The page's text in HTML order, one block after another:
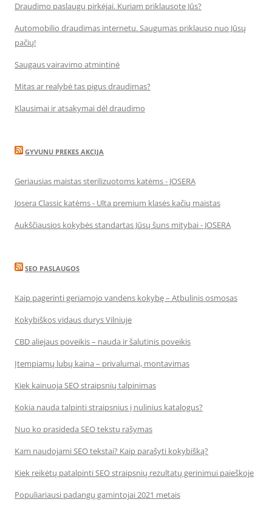
Draudimo paslaugų pirkėjai. Kuriam priklausote Jūs?
Automobilio draudimas internetu. Saugumas priklauso nuo Jūsų
pačių!
Saugaus vairavimo atmintinė
Mitas ar realybė tas pigus draudimas?
Klausimai ir atsakymai dėl draudimo
GYVUNU PREKES AKCIJA
Geriausias maistas sterilizuotoms katėms - JOSERA
Josera Classic katėms - Ulta premium klasės kačių maistas
Aukščiausios kokybės standartas Jūsų šuns mitybai - JOSERA
SEO PASLAUGOS
Kaip pagerinti geriamojo vandens kokybę – Atbulinis osmosas
Kokybiškos vidaus durys Vilniuje
CBD aliejaus poveikis – nauda ir šalutinis poveikis
Įtempiamų lubų kaina – privalumai, montavimas
Kiek kainuoja SEO straipsnių talpinimas
Kokia nauda talpinti straipsnius į nulinius katalogus?
Nuo ko prasideda SEO tekstų rašymas
Kam naudojami SEO tekstai? Kaip parašyti kokybišką?
Kiek reikėtų patalpinti SEO straipsnių rezultatų gerinimui paieškoje
Populiariausi padangų gamintojai 2021 metais